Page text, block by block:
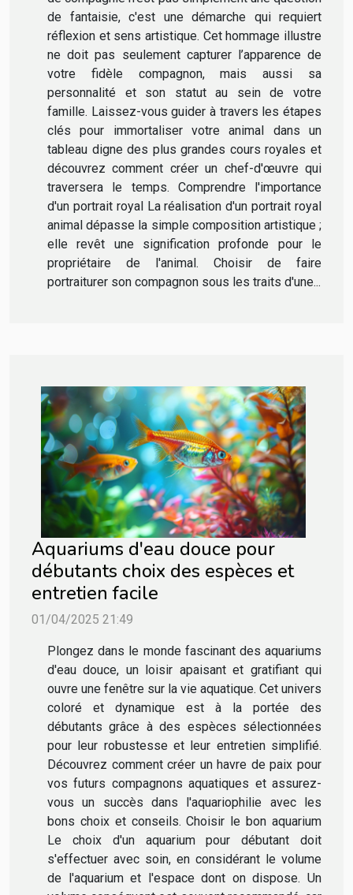
de fantaisie, c'est une démarche qui requiert
réflexion et sens artistique. Cet hommage illustre
ne doit pas seulement capturer l’apparence de
votre fidèle compagnon, mais aussi sa
personnalité et son statut au sein de votre
famille. Laissez-vous guider à travers les étapes
clés pour immortaliser votre animal dans un
tableau digne des plus grandes cours royales et
découvrez comment créer un chef-d'œuvre qui
traversera le temps. Comprendre l'importance
d'un portrait royal La réalisation d'un portrait royal
animal dépasse la simple composition artistique ;
elle revêt une signification profonde pour le
propriétaire de l'animal. Choisir de faire
portraiturer son compagnon sous les traits d'une...
Aquariums d'eau douce pour
débutants choix des espèces et
entretien facile
01/04/2025 21:49
Plongez dans le monde fascinant des aquariums
d'eau douce, un loisir apaisant et gratifiant qui
ouvre une fenêtre sur la vie aquatique. Cet univers
coloré et dynamique est à la portée des
débutants grâce à des espèces sélectionnées
pour leur robustesse et leur entretien simplifié.
Découvrez comment créer un havre de paix pour
vos futurs compagnons aquatiques et assurez-
vous un succès dans l'aquariophilie avec les
bons choix et conseils. Choisir le bon aquarium
Le choix d'un aquarium pour débutant doit
s'effectuer avec soin, en considérant le volume
de l'aquarium et l'espace dont on dispose. Un